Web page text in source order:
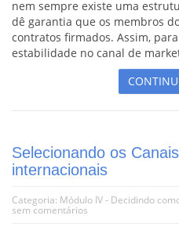
nem sempre existe uma
dê garantia que os membros
contratos firmados. Assim,
estabilidade no canal de
Selecionando os
internacionais
Categoria: Módulo IV - Decidindo
sem comentários